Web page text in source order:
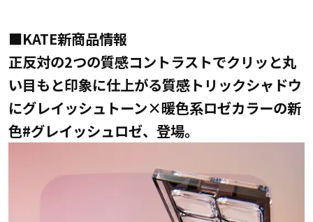
■KATE新商品情報
正反対の2つの質感コントラストでクリッと丸
い目もと印象に仕上がる質感トリックシャドウ
にグレイッシュトーン×暖色系ロゼカラーの新
色#グレイッシュロゼ、登場。